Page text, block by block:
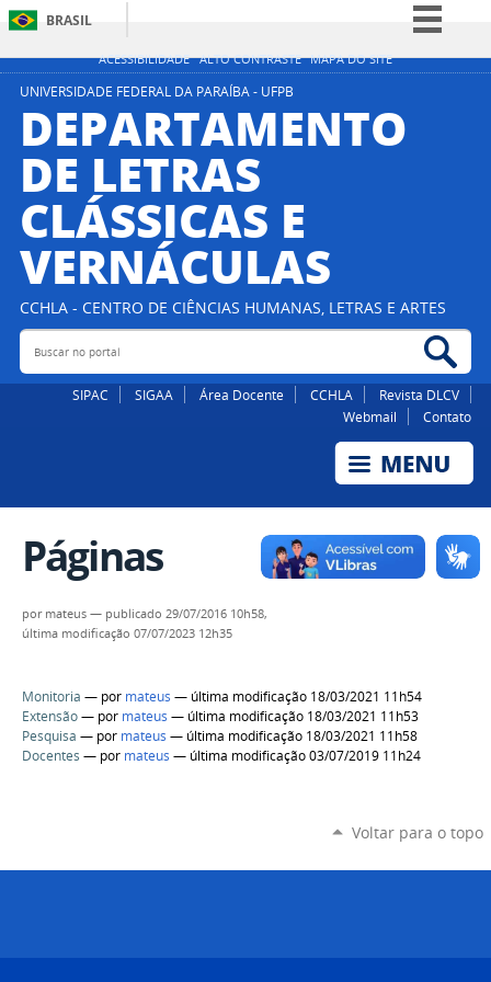
ACESSIBILIDADE ALTO CONTRASTE MAPA DO SITE
BRASIL
Simplifique!
Participe
UNIVERSIDADE FEDERAL DA PARAÍBA - UFPB
DEPARTAMENTO
DE LETRAS
CLÁSSICAS E
VERNÁCULAS
CCHLA - CENTRO DE CIÊNCIAS HUMANAS, LETRAS E ARTES
Buscar no portal
SIPAC SIGAA Área Docente CCHLA
Revista DLCV
Webmail
Contato
Páginas
por mateus — publicado 29/07/2016 10h58,
última modificação 07/07/2023 12h35
Monitoria — por mateus — última modificação 18/03/2021 11h54
Extensão— por mateus — última modificação 18/03/2021 11h53
Pesquisa — por mateus — última modificação 18/03/2021 11h58
Docentes — por mateus — última modificação 03/07/2019 11h24
Voltar para o topo